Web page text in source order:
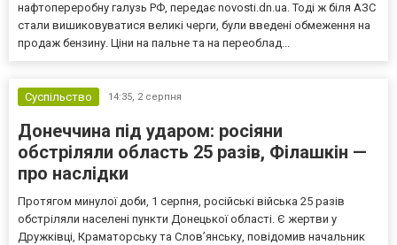
нафтопереробну галузь РФ, передає novosti.dn.ua. Тоді ж біля АЗС
стали вишиковуватися великі черги, були введені обмеження на
продаж бензину. Ціни на пальне та на переоблад...
Суспільство 14:35, 2 серпня
Донеччина під ударом: росіяни
обстріляли область 25 разів, Філашкін —
про наслідки
Протягом минулої доби, 1 серпня, російські війська 25 разів
обстріляли населені пункти Донецької області. Є жертви у
Дружківці, Краматорську та Слов’янську, повідомив начальник